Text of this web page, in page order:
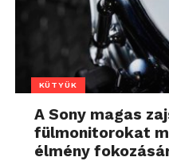
KÜTYÜK
A Sony magas
fülmonitorokat
élmény